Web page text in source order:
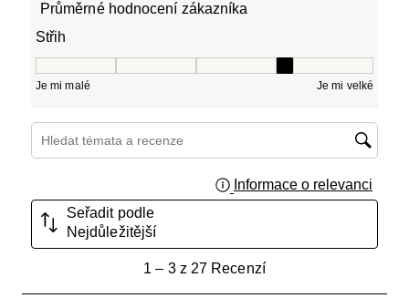
Průměrné hodnocení zákazníka
Střih
Je mi malé Je mi velké
Hledání témat a recenzí – oblast vyhledávání
Informace o relevanci
Seřadit podle
Nejdůležitější
1 – 3 z 27 Recenzí